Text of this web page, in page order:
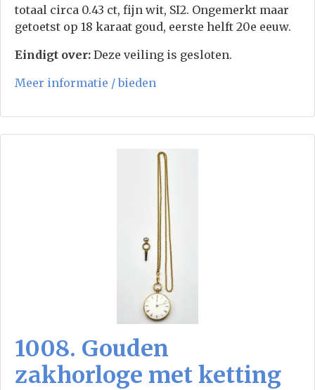
totaal circa 0.43 ct, fijn wit, SI2. Ongemerkt maar
getoetst op 18 karaat goud, eerste helft 20e eeuw.
Eindigt over: Deze veiling is gesloten.
Meer informatie / bieden
1008. Gouden
zakhorloge met ketting